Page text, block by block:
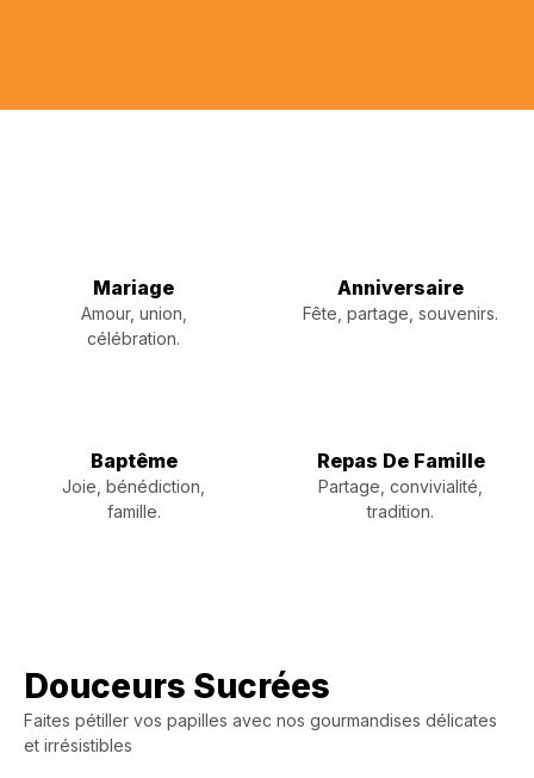
Mariage
Amour, union,
célébration.
Anniversaire
Fête, partage, souvenirs.
Baptême
Joie, bénédiction,
famille.
Repas De Famille
Partage, convivialité,
tradition.
Douceurs Sucrées
Faites pétiller vos papilles avec nos gourmandises délicates
et irrésistibles